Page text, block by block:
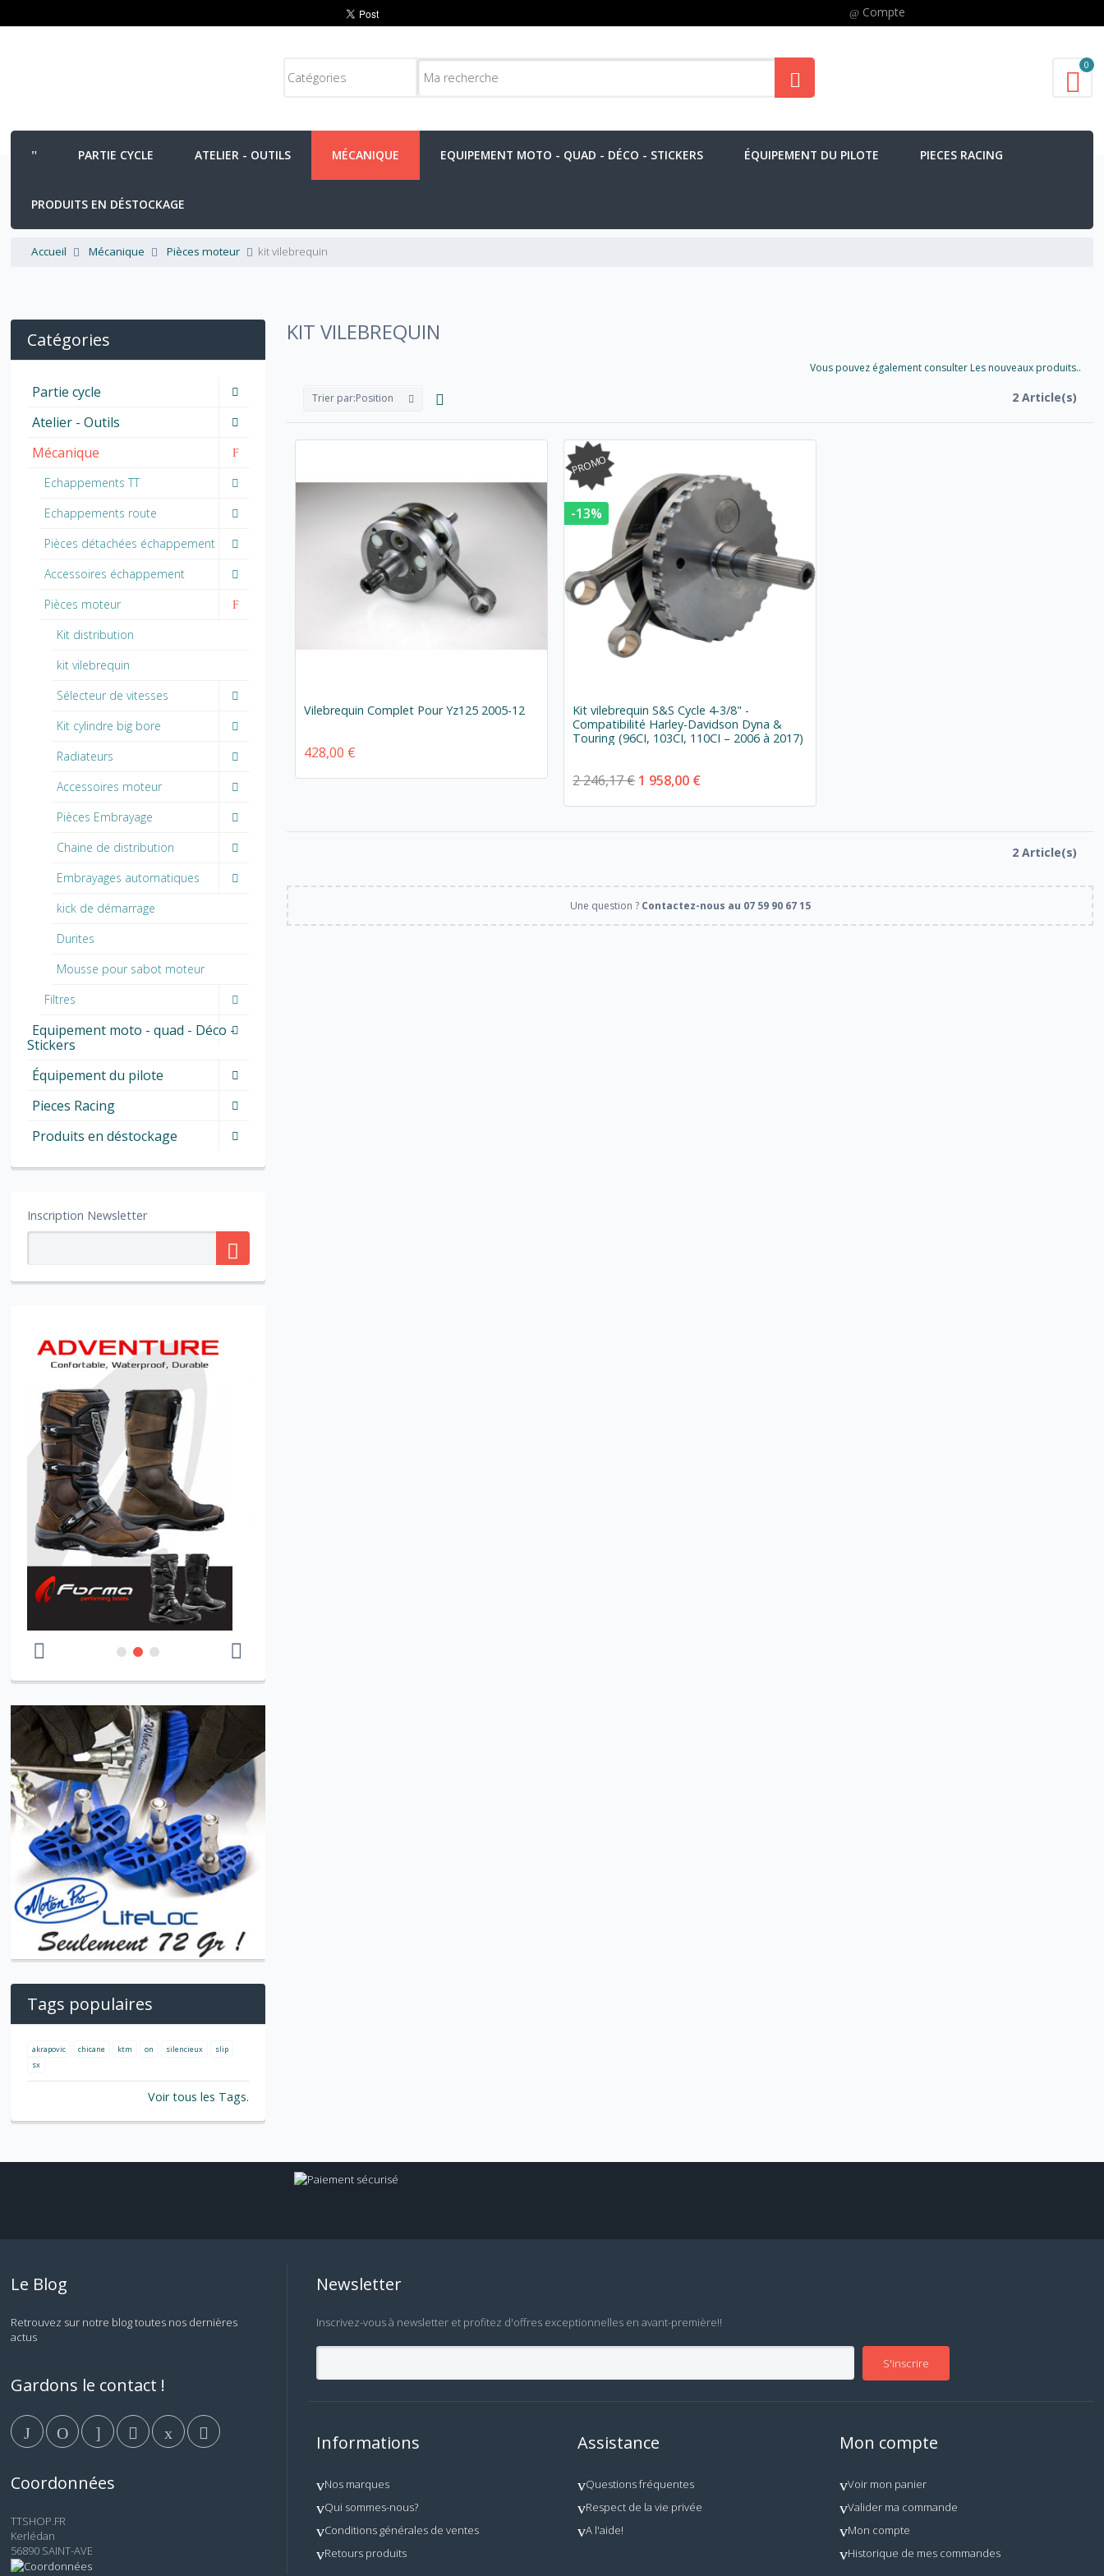
Compte
0
PARTIE CYCLE ATELIER - OUTILS MÉCANIQUE EQUIPEMENT MOTO - QUAD - DÉCO - STICKERS ÉQUIPEMENT DU PILOTE PIECES RACING
PRODUITS EN DÉSTOCKAGE
Accueil Mécanique Pièces moteur kit vilebrequin
KIT VILEBREQUIN
Vous pouvez également consulter Les nouveaux produits..
Trier par:Position 2 Article(s)
Vilebrequin Complet Pour Yz125 2005-12
428,00 €
PROMO
-13%
Kit vilebrequin S&S Cycle 4-3/8" -
Compatibilité Harley-Davidson Dyna &
Touring (96CI, 103CI, 110CI – 2006 à 2017)
2 246,17 € 1 958,00 €
2 Article(s)
Une question ? Contactez-nous au 07 59 90 67 15
Catégories
Partie cycle
Atelier - Outils
Mécanique
Echappements TT
Echappements route
Pièces détachées échappement
Accessoires échappement
Pièces moteur
Kit distribution
kit vilebrequin
Sélecteur de vitesses
Kit cylindre big bore
Radiateurs
Accessoires moteur
Pièces Embrayage
Chaine de distribution
Embrayages automatiques
kick de démarrage
Durites
Mousse pour sabot moteur
Filtres
Equipement moto - quad - Déco -
Stickers
Équipement du pilote
Pieces Racing
Produits en déstockage
Inscription Newsletter
Tags populaires
akrapovic chicane ktm on silencieux
slip
sx
Voir tous les Tags.
Le Blog
Retrouvez sur notre blog toutes nos dernières
actus
Gardons le contact !
Coordonnées
TTSHOP.FR
Kerlédan
56890 SAINT-AVE
Newsletter
Inscrivez-vous à newsletter et profitez d'offres exceptionnelles en avant-première!!
S'inscrire
Informations
Nos marques
Qui sommes-nous?
Conditions générales de ventes
Retours produits
Assistance
Questions fréquentes
Respect de la vie privée
A l'aide!
Mon compte
Voir mon panier
Valider ma commande
Mon compte
Historique de mes commandes